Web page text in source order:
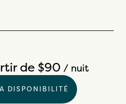
de $90 / nuit
DISPONIBILITÉ